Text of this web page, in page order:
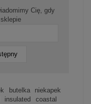
Cię, gdy
butelka
niekapek
insulated
coastal